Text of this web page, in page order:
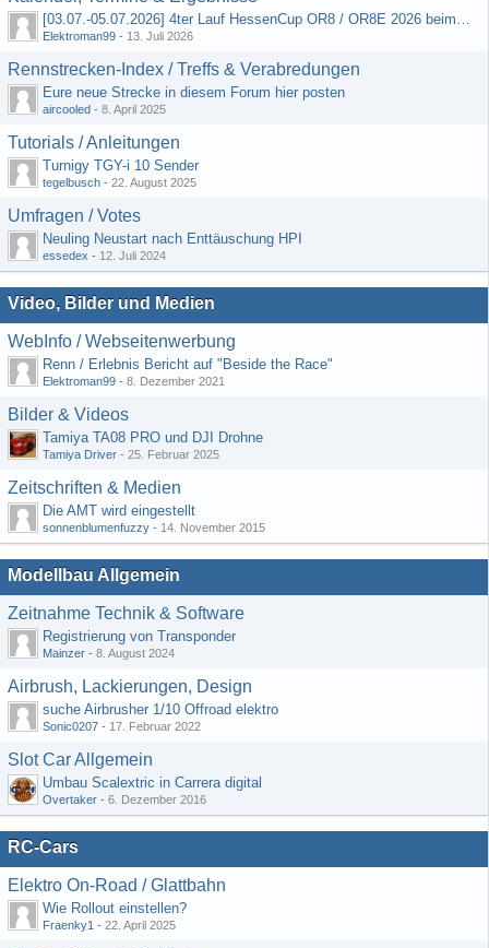
[03.07.-05.07.2026] 4ter Lauf HessenCup OR8 / OR8E 2026 beim MSV Linsengericht e.V.
Elektroman99 - 13. Juli 2026
Rennstrecken-Index / Treffs & Verabredungen
Eure neue Strecke in diesem Forum hier posten
aircooled - 8. April 2025
Tutorials / Anleitungen
Turnigy TGY-i 10 Sender
tegelbusch - 22. August 2025
Umfragen / Votes
Neuling Neustart nach Enttäuschung HPI
essedex - 12. Juli 2024
Video, Bilder und Medien
WebInfo / Webseitenwerbung
Renn / Erlebnis Bericht auf "Beside the Race"
Elektroman99 - 8. Dezember 2021
Bilder & Videos
Tamiya TA08 PRO und DJI Drohne
Tamiya Driver - 25. Februar 2025
Zeitschriften & Medien
Die AMT wird eingestellt
sonnenblumenfuzzy - 14. November 2015
Modellbau Allgemein
Zeitnahme Technik & Software
Registrierung von Transponder
Mainzer - 8. August 2024
Airbrush, Lackierungen, Design
suche Airbrusher 1/10 Offroad elektro
Sonic0207 - 17. Februar 2022
Slot Car Allgemein
Umbau Scalextric in Carrera digital
Overtaker - 6. Dezember 2016
RC-Cars
Elektro On-Road / Glattbahn
Wie Rollout einstellen?
Fraenky1 - 22. April 2025